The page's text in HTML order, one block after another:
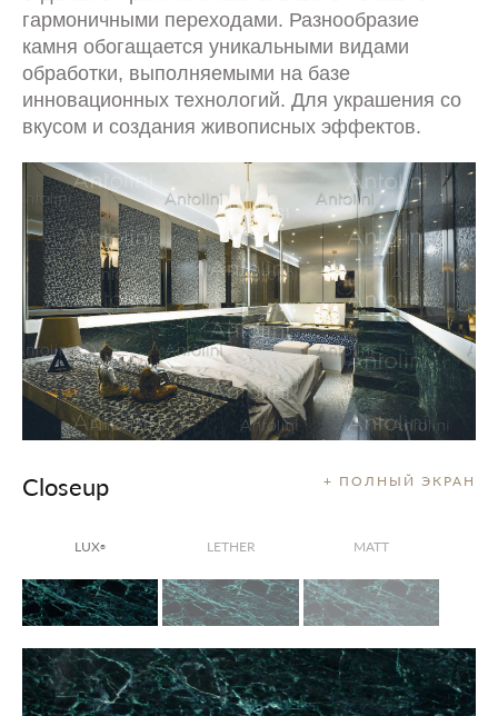
гармоничными переходами. Разнообразие
камня обогащается уникальными видами
обработки, выполняемыми на базе
инновационных технологий. Для украшения со
вкусом и создания живописных эффектов.
+ ПОЛНЫЙ ЭКРАН
Closeup
LUX® LETHER MATT